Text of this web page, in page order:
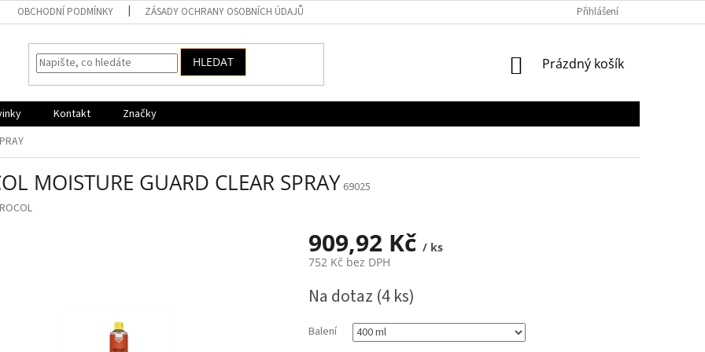
OBCHODNÍ PODMÍNKY ZÁSADY OCHRANY OSOBNÍCH ÚDAJŮ Přihlášení
HLEDAT
NÁKUPNÍ
Prázdný košík
Kontakt
Značky
MOISTURE GUARD CLEAR SPRAY 69025
ROCOL
909,92 Kč / ks
752 Kč bez DPH
cena:
Na dotaz (4 ks)
Balení